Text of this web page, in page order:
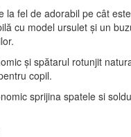
la fel de adorabil pe cât
cu model ursulet și un
și spătarul rotunjit
copil.
sprijina spatele si